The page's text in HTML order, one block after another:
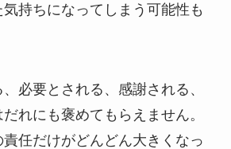
持ちになってしまう可能性も
必要とされる、感謝される、
れにも褒めてもらえません。
任だけがどんどん大きくなっ